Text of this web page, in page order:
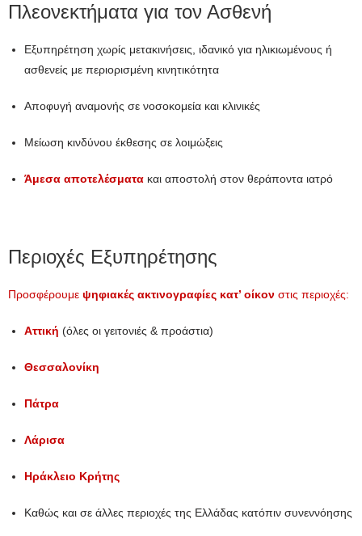
Πλεονεκτήματα για τον Ασθενή
Εξυπηρέτηση χωρίς μετακινήσεις, ιδανικό για ηλικιωμένους ή
ασθενείς με περιορισμένη κινητικότητα
Αποφυγή αναμονής σε νοσοκομεία και κλινικές
Μείωση κινδύνου έκθεσης σε λοιμώξεις
Άμεσα αποτελέσματα και αποστολή στον θεράποντα ιατρό
Περιοχές Εξυπηρέτησης
Προσφέρουμε ψηφιακές ακτινογραφίες κατ’ οίκον στις περιοχές:
Αττική (όλες οι γειτονιές & προάστια)
Θεσσαλονίκη
Πάτρα
Λάρισα
Ηράκλειο Κρήτης
Καθώς και σε άλλες περιοχές της Ελλάδας κατόπιν συνεννόησης